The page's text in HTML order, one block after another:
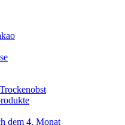
dem 4. Monat